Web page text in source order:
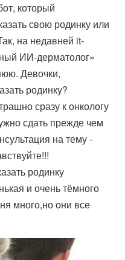
который
свою родинку или
на недавней it-
ИИ-дерматолог»
Девочки,
родинку?
сразу к онкологу
сдать прежде чем
на тему -
родинку
и очень тёмного
много,но они все